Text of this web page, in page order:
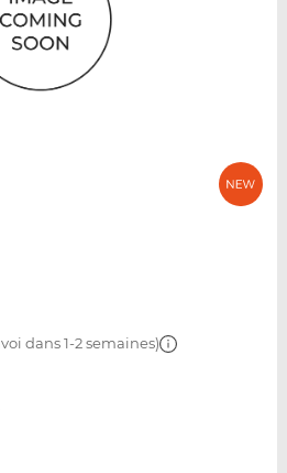
dans 1-2 semaines)